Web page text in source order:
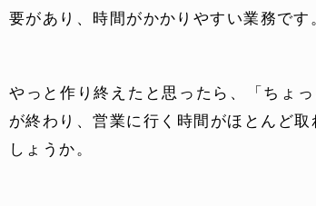
入支援
テム開発
課題解決
要があり、時間がかかりやすい業務です
やっと作り終えたと思ったら、「ちょ
が終わり、営業に行く時間がほとんど
しょうか。